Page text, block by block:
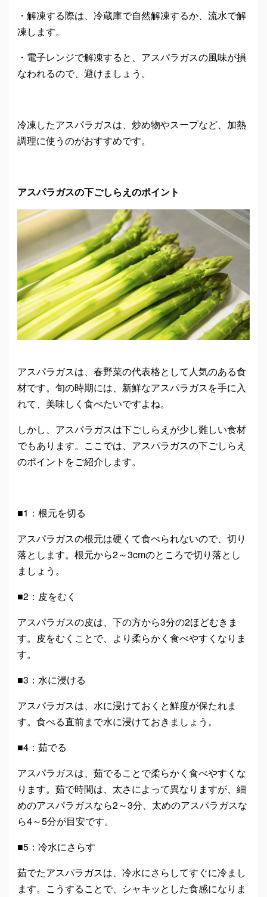
・解凍する際は、冷蔵庫で自然解凍するか、流水で解
凍します。
・電子レンジで解凍すると、アスパラガスの風味が損
なわれるので、避けましょう。
冷凍したアスパラガスは、炒め物やスープなど、加熱
調理に使うのがおすすめです。
アスパラガスの下ごしらえのポイント
アスパラガスは、春野菜の代表格として人気のある食
材です。旬の時期には、新鮮なアスパラガスを手に入
れて、美味しく食べたいですよね。
しかし、アスパラガスは下ごしらえが少し難しい食材
でもあります。ここでは、アスパラガスの下ごしらえ
のポイントをご紹介します。
■1：根元を切る
アスパラガスの根元は硬くて食べられないので、切り
落とします。根元から2～3cmのところで切り落とし
ましょう。
■2：皮をむく
アスパラガスの皮は、下の方から3分の2ほどむきま
す。皮をむくことで、より柔らかく食べやすくなりま
す。
■3：水に浸ける
アスパラガスは、水に浸けておくと鮮度が保たれま
す。食べる直前まで水に浸けておきましょう。
■4：茹でる
アスパラガスは、茹でることで柔らかく食べやすくな
ります。茹で時間は、太さによって異なりますが、細
めのアスパラガスなら2～3分、太めのアスパラガスな
ら4～5分が目安です。
■5：冷水にさらす
茹でたアスパラガスは、冷水にさらしてすぐに冷まし
ます。こうすることで、シャキッとした食感になりま